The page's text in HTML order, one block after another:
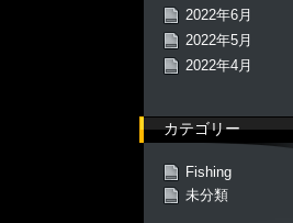
2022年6月
2022年5月
2022年4月
カテゴリー
Fishing
未分類